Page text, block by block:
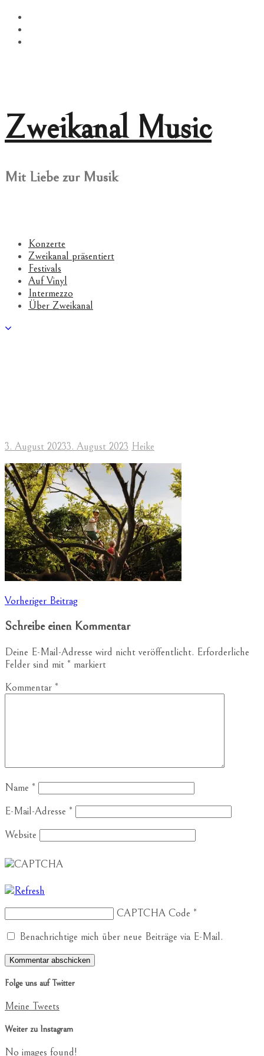
Springe
zum
Inhalt
Zweikanal Music
Mit Liebe zur Musik
Konzerte
Zweikanal präsentiert
Festivals
Auf Vinyl
Intermezzo
Über Zweikanal
3. August 20233. August 2023 Heike
Beitragsnavigation
Vorheriger Beitrag
Schreibe einen Kommentar
Deine E-Mail-Adresse wird nicht veröffentlicht. Erforderliche
Felder sind mit * markiert
Kommentar *
Name *
E-Mail-Adresse *
Website
CAPTCHA Code *
Benachrichtige mich über neue Beiträge via E-Mail.
Folge uns auf Twitter
Meine Tweets
Weiter zu Instagram
No images found!